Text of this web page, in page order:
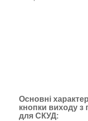
Основні
кнопки виходу з
для СКУД: